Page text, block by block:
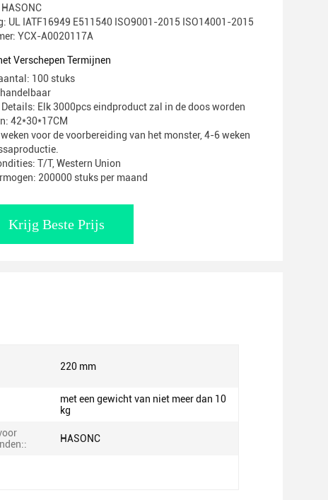
UL IATF16949 E511540 ISO9001-2015 ISO14001-2015
YCX-A0020117A
Verschepen Termijnen
100 stuks
Elk 3000pcs eindproduct zal in de doos worden
42*30*17CM
weken voor de voorbereiding van het monster, 4-6 weken
T/T, Western Union
200000 stuks per maand
Krijg Beste Prijs
220 mm
met een gewicht van niet meer dan 10
kg
HASONC